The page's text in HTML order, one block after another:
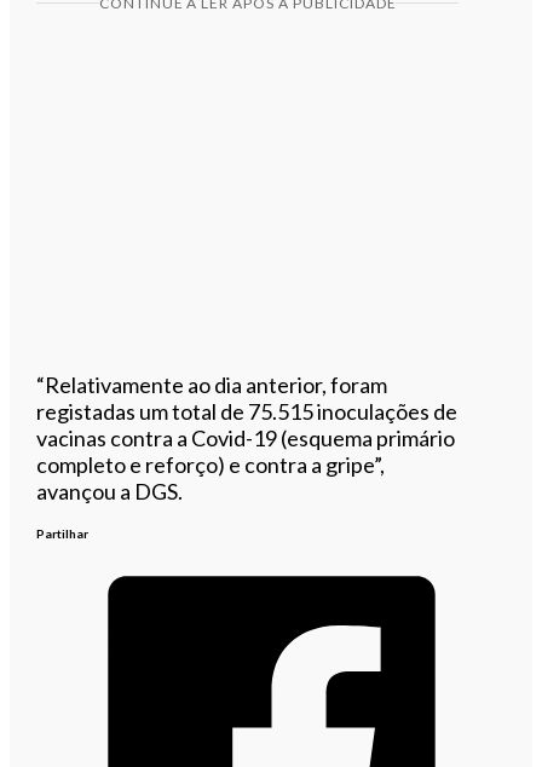
“Relativamente ao dia anterior, foram
registadas um total de 75.515 inoculações de
vacinas contra a Covid-19 (esquema primário
completo e reforço) e contra a gripe”,
avançou a DGS.
Partilhar